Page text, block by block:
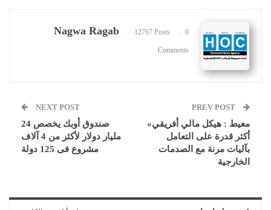
Nagwa Ragab 12767 Posts 0
Comments
معيط : هيكل مالي أفريقي»
أكثر قدرة على التعامل
بآليات مرنة مع الصدمات
الخارجية
NEXT POST
صندوق أوبك يخصص 24
مليار دولار لأكثر من 4 آلاف
مشروع فى 125 دولة